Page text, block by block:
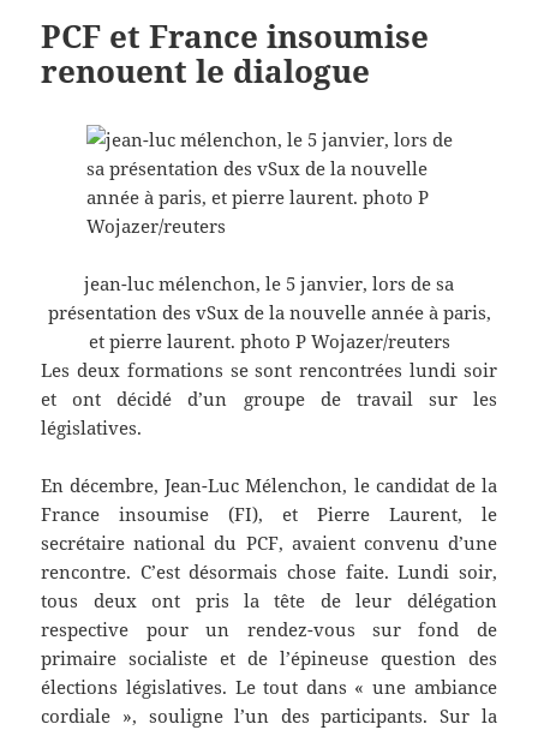
PCF et France insoumise
renouent le dialogue
jean-luc mélenchon, le 5 janvier, lors de sa
présentation des vSux de la nouvelle année à paris,
et pierre laurent. photo P Wojazer/reuters
Les deux formations se sont rencontrées lundi soir
et ont décidé d’un groupe de travail sur les
législatives.
En décembre, Jean-Luc Mélenchon, le candidat de la
France insoumise (FI), et Pierre Laurent, le
secrétaire national du PCF, avaient convenu d’une
rencontre. C’est désormais chose faite. Lundi soir,
tous deux ont pris la tête de leur délégation
respective pour un rendez-vous sur fond de
primaire socialiste et de l’épineuse question des
élections législatives. Le tout dans « une ambiance
cordiale », souligne l’un des participants. Sur la